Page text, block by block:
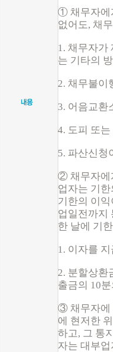
① 채무자에
없어도, 채
1. 채무자가
는 기타의
2. 채무불이
3. 어음교환
4. 도피 또
5. 파산신청
② 채무자에
업자는 기
기한의 이
업일전까지
한 날에 기
1. 이자를
2. 분할상환
출금의 10
③ 채무자에
에 현저한
하고, 그 통
자는 대부